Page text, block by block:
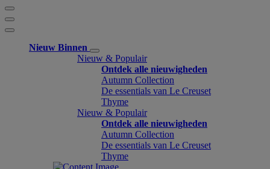
Nieuw Binnen
Nieuw & Populair
Ontdek alle nieuwigheden
Autumn Collection
De essentials van Le Creuset
Thyme
Nieuw & Populair
Ontdek alle nieuwigheden
Autumn Collection
De essentials van Le Creuset
Thyme